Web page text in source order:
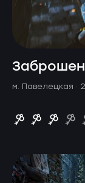
м. Павелецкая ·